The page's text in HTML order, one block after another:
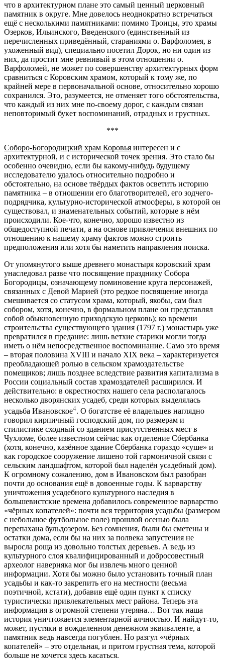
что в архитектурном плане это самый ценный церковный
памятник в округе. Мне довелось неоднократно встречаться
ещё с несколькими памятниками: помимо Троицы, это храмы
Озерков, Ильинского, Введенского (единственный из
перечисленных приведённый, стараниями о. Варфоломея, в
ухоженный вид), специально посетил Дорок, но ни один из
них, да простит мне ревнивый в этом отношении о.
Варфоломей, не может по совершенству архитектурных форм
сравниться с Коровским храмом, который к тому же, по
крайней мере в первоначальной основе, относительно хорошо
сохранился. Это, разумеется, не отменяет того обстоятельства,
что каждый из них мне по-своему дорог, с каждым связан
неповторимый букет воспоминаний, отрадных и грустных.
***
Соборо-Богородицкий храм Коровья интересен и с
архитектурной, и с исторической точек зрения. Это стало бы
особенно очевидно, если бы какому-нибудь будущему
исследователю удалось относительно подробно и
обстоятельно, на основе твёрдых фактов осветить историю
памятника – в отношении его благотворителей, его зодчего-
подрядчика, культурно-исторической атмосферы, в которой он
существовал, и знаменательных событий, которые в нём
происходили. Кое-что, конечно, хорошо известно из
общедоступной печати, а на основе привлечения внешних по
отношению к нашему храму фактов можно строить
предположения или хотя бы наметить направления поиска.
От упомянутого выше древнего монастыря коровский храм
унаследовал разве что посвящение празднику Собора
Богородицы, означающему поминовение круга персонажей,
связанных с Девой Марией (это редкое посвящение иногда
смешивается со статусом храма, который, якобы, сам был
собором, хотя, конечно, в формальном плане он представлял
собой обыкновенную приходскую церковь); ко времени
строительства существующего здания (1797 г.) монастырь уже
превратился в предание: лишь ветхие старики могли тогда
иметь о нём непосредственное воспоминание. Само это время
– вторая половина XVIII и начало XIX века – характеризуется
преобладающей ролью в сельском храмоздательстве
помещиков; лишь позднее вследствие развития капитализма в
России социальный состав храмоздателей расширился. И
действительно: в окрестностях нашего села располагалось
несколько дворянских усадеб, среди которых выделялась
усадьба Ивановское4. О богатстве её владельцев наглядно
говорил кирпичный господский дом, по размерам и
стилистике сходный со зданием присутственных мест в
Чухломе, более известном сейчас как отделение Сбербанка
(хотя, конечно, казённое здание Сбербанка гораздо «суше» и
как городское сооружение лишено той гармоничной связи с
сельским ландшафтом, которой был наделён усадебный дом).
К огромному сожалению, дом в Ивановском был разобран
почти до основания ещё в довоенные годы. К варварству
уничтожения усадебного культурного наследия в
большевистские времена добавилось современное варварство
«чёрных копателей»: почти вся территория усадьбы (размером
с небольшое футбольное поле) прошлой осенью была
перепахана бульдозером. Без сомнения, были бы сметены и
остатки дома, если бы на них за полвека запустения не
выросла роща из довольно толстых деревьев. А ведь из
культурного слоя квалифицированный и добросовестный
археолог наверняка мог бы извлечь много ценной
информации. Хотя бы можно было установить точный план
усадьбы и как-то закрепить его на местности (весьма
поэтичной, кстати), добавив ещё один пункт к списку
туристически привлекательных мест района. Теперь эта
информация в огромной степени утеряна… Вот так наша
история уничтожается элементарной алчностью. И найдут-то,
может, пустяки в вожделенном денежном эквиваленте, а
памятник ведь навсегда погублен. Но разгул «чёрных
копателей» – это отдельная, и притом грустная тема, которой
больше не хочется здесь касаться.